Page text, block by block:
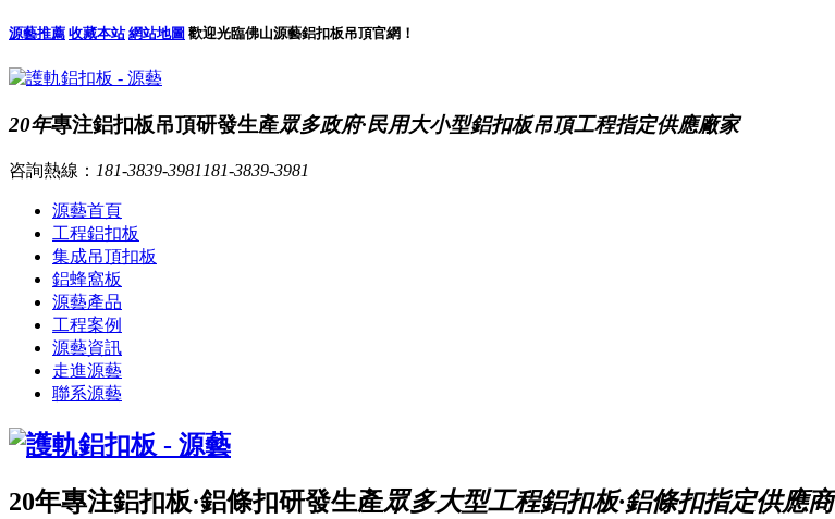
源藝推薦 收藏本站 網站地圖 歡迎光臨佛山源藝鋁扣板吊頂官網！
20年專注鋁扣板吊頂研發生產眾多政府·民用大小型鋁扣板吊頂工程指定供應廠家
咨詢熱線： 181-3839-3981 181-3839-3981
源藝首頁
工程鋁扣板
集成吊頂扣板
鋁蜂窩板
源藝產品
工程案例
源藝資訊
走進源藝
聯系源藝
20年專注鋁扣板·鋁條扣研發生產眾多大型工程鋁扣板·鋁條扣指定供應商